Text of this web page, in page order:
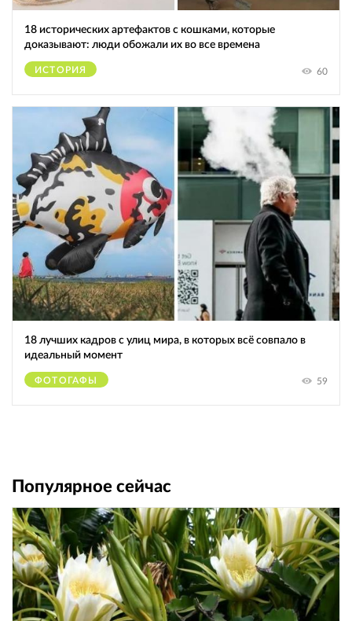
18 исторических артефактов с кошками, которые
доказывают: люди обожали их во все времена
ИСТОРИЯ 60
18 лучших кадров с улиц мира, в которых всё совпало в
идеальный момент
ФОТОГАФЫ 59
Популярное сейчас